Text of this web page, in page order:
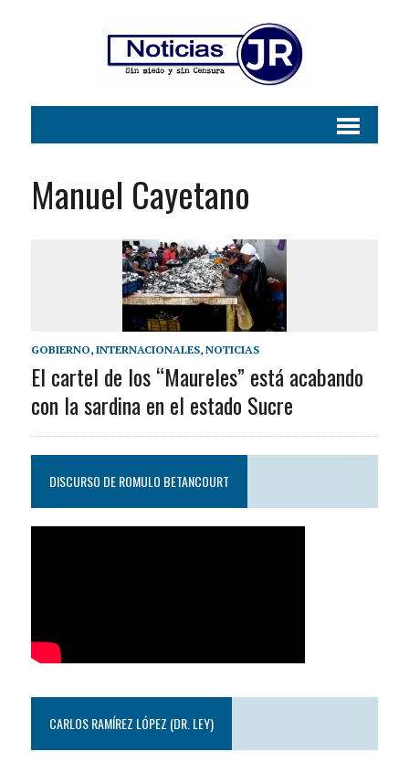
Manuel Cayetano
GOBIERNO, INTERNACIONALES, NOTICIAS
El cartel de los “Maureles” está acabando
con la sardina en el estado Sucre
DISCURSO DE ROMULO BETANCOURT
CARLOS RAMÍREZ LÓPEZ (DR. LEY)